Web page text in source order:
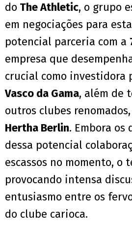
do The Athletic, o grupo
em negociações para
potencial parceria com a
empresa que
crucial como investidora
Vasco da Gama, além de
outros clubes
Hertha Berlin. Embora os
dessa potencial
escassos no momento, o
provocando intensa
entusiasmo entre os
do clube carioca.